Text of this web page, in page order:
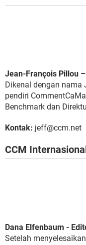
Jean-François Pillou
Dikenal dengan nama
pendiri
Benchmark dan
Kontak: jeff@ccm.net
CCM
Dana Elfenbaum -
Setelah